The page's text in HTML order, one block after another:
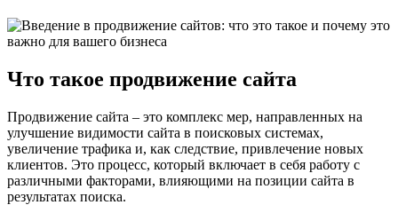
Что такое продвижение сайта
Продвижение сайта – это комплекс мер, направленных на
улучшение видимости сайта в поисковых системах,
увеличение трафика и, как следствие, привлечение новых
клиентов. Это процесс, который включает в себя работу с
различными факторами, влияющими на позиции сайта в
результатах поиска.